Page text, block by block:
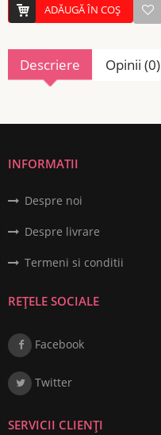
ADĂUGĂ ÎN COŞ
Descriere Opinii (0)
INFORMATII
Despre noi
Despre livrare
Termeni si conditii
REȚELE SOCIALE
Facebook
Twitter
SERVICII CLIENȚI